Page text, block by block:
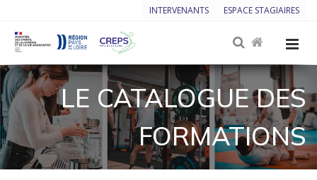
INTERVENANTS ESPACE STAGIAIRES
LE CATALOGUE DES
FORMATIONS